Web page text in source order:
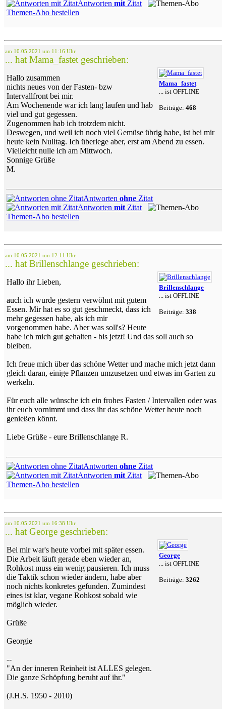
Antworten mit Zitat
Themen-Abo bestellen
am 10.05.2021 um 11:16 Uhr
... hat Mama_fastet geschrieben:
Mama_fastet
... ist OFFLINE
Beiträge: 468
Hallo zusammen
nichts neues von der Fasten- bzw
Intervallfront bei mir.
Am Wochenende war ich lang laufen und hab
viel und gut gegessen.
Zugenommen hab ich trotzdem nicht.
Deswegen, und weil ich noch viel Gemüse übrig habe, ist bei mir
heute kein Nulltag. Ich überlege aber, erst am Abend zu essen.
Vielleicht nulle ich am Mittwoch.
Sonnige Grüße
M.
Antworten ohne Zitat
Antworten mit Zitat
Themen-Abo bestellen
am 10.05.2021 um 12:11 Uhr
... hat Brillenschlange geschrieben:
Brillenschlange
... ist OFFLINE
Beiträge: 338
Hallo ihr Lieben,
auch ich wurde gestern verwöhnt mit gutem
Essen. Mir hat es so gut geschmeckt, dass ich
mehr gegessen habe, als ich mir
vorgenommen habe. Aber was soll's? Heute
habe ich mich gut gehalten - bis jetzt! Und das soll auch so
bleiben.
Ich freue mich über das schöne Wetter und mache mich jetzt dann
gleich daran, einige Pflanzen umzusetzen und etwas im Garten zu
werkeln.
Für euch alle wünsche ich ein frohes Fasten / Intervallen oder was
ihr euch vornimmt und dass ihr das schöne Wetter heute noch
genießen könnt.
Liebe Grüße - eure Brillenschlange R.
Antworten ohne Zitat
Antworten mit Zitat
Themen-Abo bestellen
am 10.05.2021 um 16:38 Uhr
... hat George geschrieben:
George
... ist OFFLINE
Beiträge: 3262
Bei mir war's heute vorbei mit später essen.
Die Arbeit läuft gerade eben wieder an,
Rohkost muss ein wenig pausieren. Ich muss
die Taktik schon wieder ändern, habe aber
noch nichts konkretes gefunden. Zumindest
eines ist klar, vegane Rohkost sobald wie
möglich wieder.
Grüße
Georgie
--
"An der inneren Reinheit ist ALLES gelegen.
Die ganze Schöpfung beruht auf ihr."
(J.H.S. 1950 - 2010)